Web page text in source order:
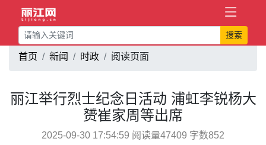
搜索
首页 新闻 时政 阅读页面
丽江举行烈士纪念日活动 浦虹李锐杨大
赟崔家周等出席
2025-09-30 17:54:59 阅读量47409 字数852